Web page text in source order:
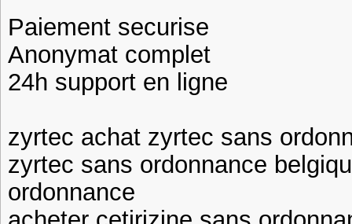
Paiement securise
Anonymat complet
24h support en ligne
zyrtec achat zyrtec sans
zyrtec sans ordonnance
ordonnance